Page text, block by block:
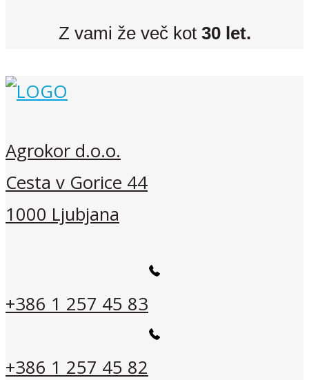
Z vami že več kot 30 let.
Agrokor d.o.o.
Cesta v Gorice 44
1000 Ljubjana
+386 1 257 45 83
+386 1 257 45 82